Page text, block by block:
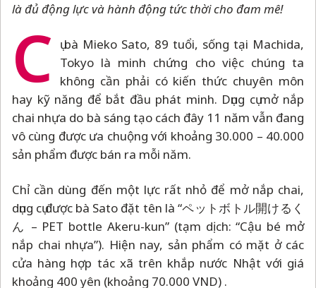
là đủ động lực và hành động tức thời cho đam mê!
C
ụ bà Mieko Sato, 89 tuổi, sống tại Machida,
Tokyo là minh chứng cho việc chúng ta
không cần phải có kiến thức chuyên môn
hay kỹ năng để bắt đầu phát minh. Dụng cụ mở nắp
chai nhựa do bà sáng tạo cách đây 11 năm vẫn đang
vô cùng được ưa chuộng với khoảng 30.000 – 40.000
sản phẩm được bán ra mỗi năm.
Chỉ cần dùng đến một lực rất nhỏ để mở nắp chai,
dụng cụ được bà Sato đặt tên là “ペットボトル開けるく
ん – PET bottle Akeru-kun” (tạm dịch: “Cậu bé mở
nắp chai nhựa”). Hiện nay, sản phẩm có mặt ở các
cửa hàng hợp tác xã trên khắp nước Nhật với giá
khoảng 400 yên (khoảng 70.000 VND) .